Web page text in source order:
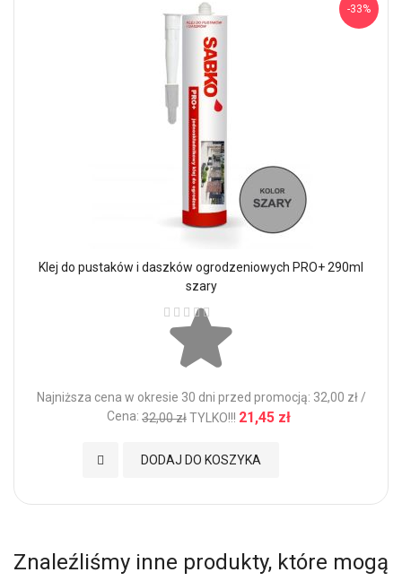
-33%
Klej do pustaków i daszków ogrodzeniowych PRO+ 290ml
szary
Ocena:
Najniższa cena w okresie 30 dni przed promocją: 32,00 zł /
Cena: 32,00 złTYLKO!!! 21,45 zł
DODAJ DO KOSZYKA
Dodaj do Ulubionych
Znaleźliśmy inne produkty, które mogą